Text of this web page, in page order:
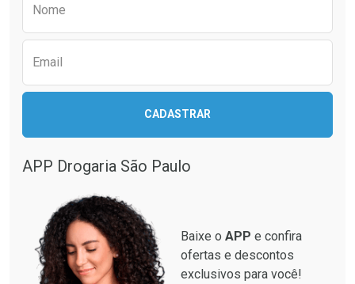
Nome
Email
CADASTRAR
APP Drogaria São Paulo
Baixe o APP e confira
ofertas e descontos
exclusivos para você!